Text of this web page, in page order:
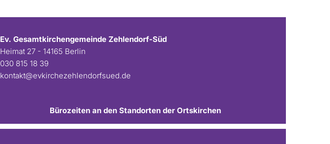
Ev. Gesamtkirchengemeinde Zehlendorf-Süd
Heimat 27 - 14165 Berlin
030 815 18 39
kontakt@evkirchezehlendorfsued.de
Bürozeiten an den Standorten der Ortskirchen